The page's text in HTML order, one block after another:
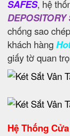
SAFES, hệ
DEPOSITORY
chống sao chép
khách hàng
giấy tờ quan
Hệ Thống